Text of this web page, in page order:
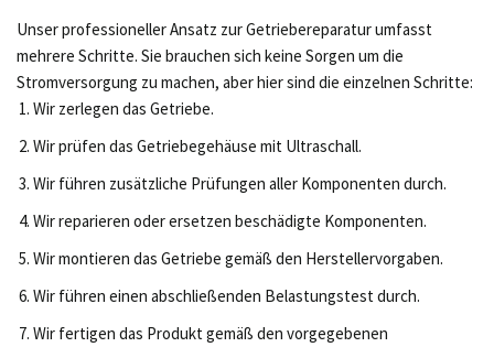
Unser professioneller Ansatz zur Getriebereparatur umfasst
mehrere Schritte. Sie brauchen sich keine Sorgen um die
Stromversorgung zu machen, aber hier sind die einzelnen Schritte:
Wir zerlegen das Getriebe.
Wir prüfen das Getriebegehäuse mit Ultraschall.
Wir führen zusätzliche Prüfungen aller Komponenten durch.
Wir reparieren oder ersetzen beschädigte Komponenten.
Wir montieren das Getriebe gemäß den Herstellervorgaben.
Wir führen einen abschließenden Belastungstest durch.
Wir fertigen das Produkt gemäß den vorgegebenen